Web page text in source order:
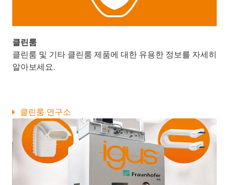
클린룸
클린룸 및 기타 클린룸 제품에 대한 유용한 정보를 자세히
알아보세요.
클린룸 연구소